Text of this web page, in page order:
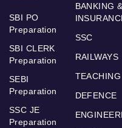
SBI PO
Preparation
SBI CLERK
Preparation
SEBI
Preparation
SSC JE
Preparation
BANKING &
SSC
RAILWAYS
TEACHING
DEFENCE